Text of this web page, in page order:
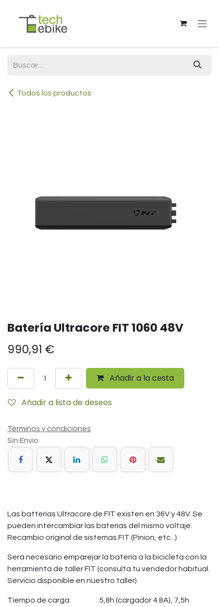
Todos los productos
Batería Ultracore FIT 1060 48V
990,91 €
Añadir a la cesta
Añadir a lista de deseos
Términos y condiciones
Sin Envío
Las batterías Ultracore de FIT existen en 36V y 48V. Se
pueden intercambiar las baterías del mismo voltaje.
Recambio original de sistemas FIT (Pinion, etc...)
Será necesario emparejar la batería a la bicicleta con la
herramienta de taller FIT (consulta tu vendedor habitual.
Servicio disponible en nuestro taller)
Tiempo de carga:
​5,8h (cargador 4.8A), 7,5h